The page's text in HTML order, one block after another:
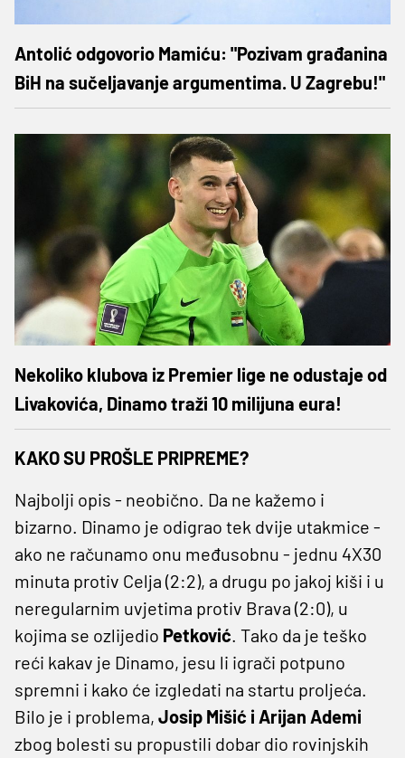
Antolić odgovorio Mamiću: "Pozivam građanina
BiH na sučeljavanje argumentima. U Zagrebu!"
Nekoliko klubova iz Premier lige ne odustaje od
Livakovića, Dinamo traži 10 milijuna eura!
KAKO SU PROŠLE PRIPREME?
Najbolji opis - neobično. Da ne kažemo i
bizarno. Dinamo je odigrao tek dvije utakmice -
ako ne računamo onu međusobnu - jednu 4X30
minuta protiv Celja (2:2), a drugu po jakoj kiši i u
neregularnim uvjetima protiv Brava (2:0), u
kojima se ozlijedio Petković . Tako da je teško
reći kakav je Dinamo, jesu li igrači potpuno
spremni i kako će izgledati na startu proljeća.
Bilo je i problema, Josip Mišić i Arijan Ademi
zbog bolesti su propustili dobar dio rovinjskih